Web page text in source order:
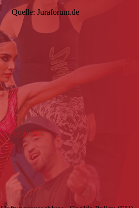
Quelle: Juraforum.de
<< zurück